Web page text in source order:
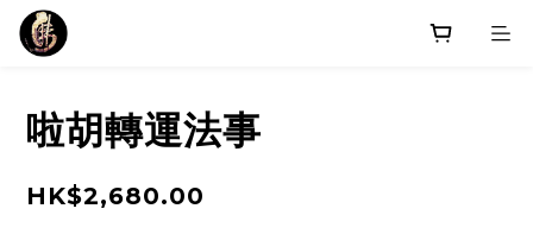
啦胡轉運法事
HK$2,680.00